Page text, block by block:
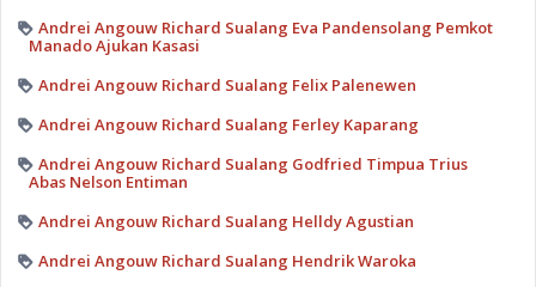
Andrei Angouw Richard Sualang Eva Pandensolang Pemkot
Manado Ajukan Kasasi
Andrei Angouw Richard Sualang Felix Palenewen
Andrei Angouw Richard Sualang Ferley Kaparang
Andrei Angouw Richard Sualang Godfried Timpua Trius
Abas Nelson Entiman
Andrei Angouw Richard Sualang Helldy Agustian
Andrei Angouw Richard Sualang Hendrik Waroka